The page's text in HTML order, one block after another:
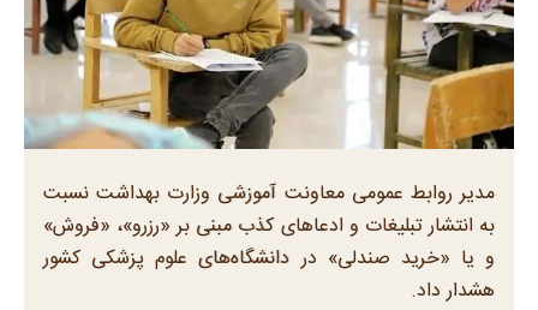
مدیر روابط عمومی معاونت آموزشی وزارت بهداشت نسبت
به انتشار تبلیغات و ادعاهای کذب مبنی بر «رزرو»، «فروش»
و یا «خرید صندلی» در دانشگاه‌های علوم پزشکی کشور
هشدار داد.